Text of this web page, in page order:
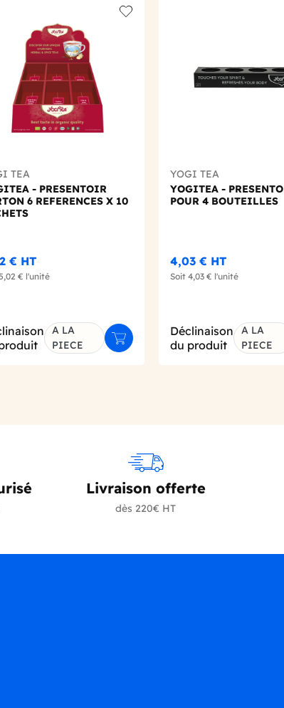
TEA
- PRESENTOIR
6 REFERENCES X 10
€ HT
€ l'unité
A LA
PIECE
Ajouter au panier
YOGI TEA
YOGITEA -
POUR 4 BOUTEILLES
4,03 € HT
Soit 4,03 € l'unité
Déclinaison
du produit
A LA
PIECE
Livraison offerte
dès 220€ HT